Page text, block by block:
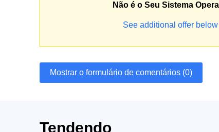
Não é o Seu Sistema
See additional offer
Mostrar o formulário de comentários (0)
Tendendo